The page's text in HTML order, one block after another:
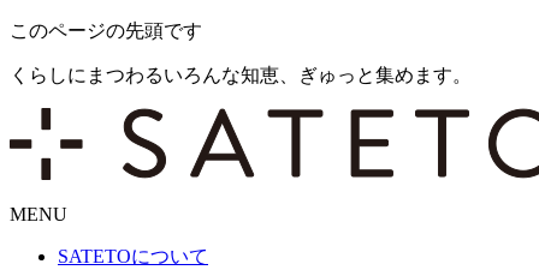
このページの先頭です
くらしにまつわるいろんな知恵、ぎゅっと集めます。
MENU
SATETOについて